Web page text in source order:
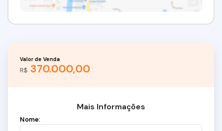
R$ 370.000,00
Valor de Venda
Mais Informações
Nome: